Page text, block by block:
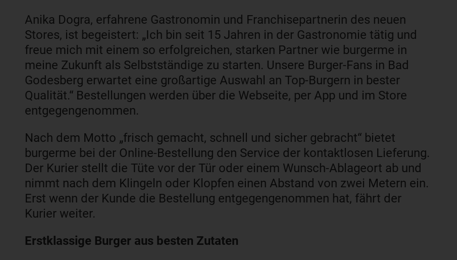
Anika Dogra, erfahrene Gastronomin und Franchisepartnerin des neuen
Stores, ist begeistert: „Ich bin seit 15 Jahren in der Gastronomie tätig und
freue mich mit einem so erfolgreichen, starken Partner wie burgerme in
meine Zukunft als Selbstständige zu starten. Unsere Burger-Fans in Bad
Godesberg erwartet eine großartige Auswahl an Top-Burgern in bester
Qualität.“ Bestellungen werden über die Webseite, per App und im Store
entgegengenommen.
Nach dem Motto „frisch gemacht, schnell und sicher gebracht“ bietet
burgerme bei der Online-Bestellung den Service der kontaktlosen Lieferung.
Der Kurier stellt die Tüte vor der Tür oder einem Wunsch-Ablageort ab und
nimmt nach dem Klingeln oder Klopfen einen Abstand von zwei Metern ein.
Erst wenn der Kunde die Bestellung entgegengenommen hat, fährt der
Kurier weiter.
Erstklassige Burger aus besten Zutaten